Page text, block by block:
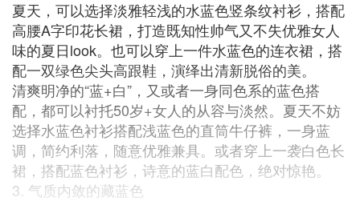
夏天，可以选择淡雅轻浅的水蓝色竖条纹衬衫，搭配
高腰A字印花长裙，打造既知性帅气又不失优雅女人
味的夏日look。也可以穿上一件水蓝色的连衣裙，搭
配一双绿色尖头高跟鞋，演绎出清新脱俗的美。
清爽明净的“蓝+白”，又或者一身同色系的蓝色搭
配，都可以衬托50岁+女人的从容与淡然。夏天不妨
选择水蓝色衬衫搭配浅蓝色的直筒牛仔裤，一身蓝
调，简约利落，随意优雅兼具。或者穿上一袭白色长
裙，搭配蓝色衬衫，诗意的蓝白配色，绝对惊艳。
3. 气质内敛的藏蓝色